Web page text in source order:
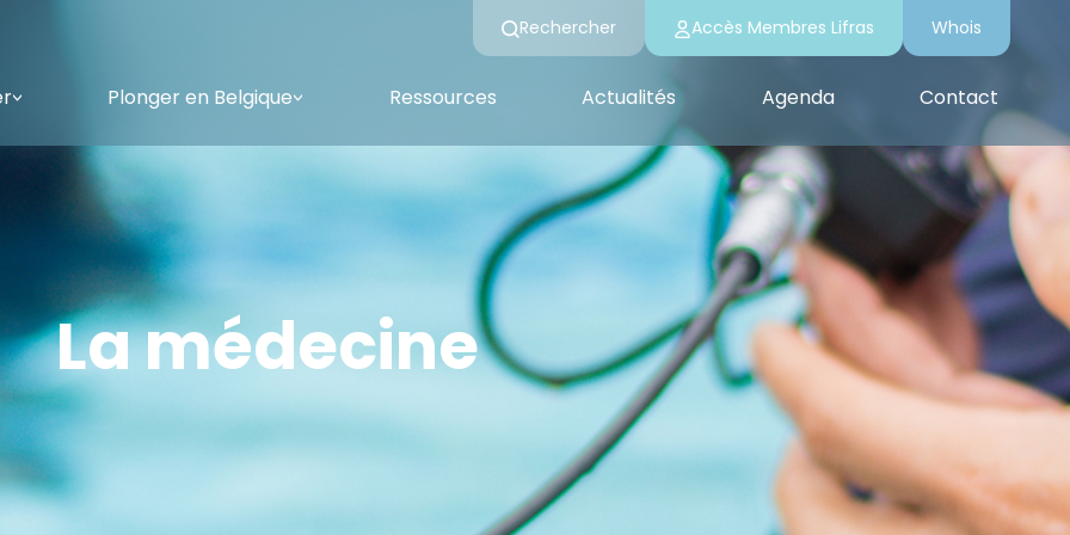
Rechercher Accès Membres Lifras Whois
< Plonger en Belgique< Ressources Actualités Agenda Contact
La médecine